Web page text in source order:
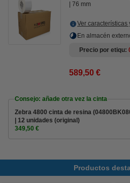
76 mm
Ver características
En almacén
Precio por etiqu
589,50 €
Consejo: añade otra vez la cinta
Zebra 4800 cinta de resina
| 12 unidades (original)
349,50 €
Productos